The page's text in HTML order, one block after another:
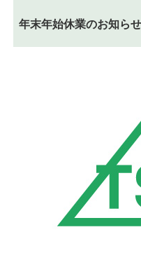
年末年始休業のお知らせ